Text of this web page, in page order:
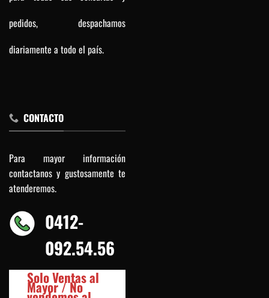
pedidos, despachamos
diariamente a todo el país.
CONTACTO
Para mayor información
contactanos y gustosamente te
atenderemos.
0412-
092.54.56
Solo Ventas al
Mayor / No